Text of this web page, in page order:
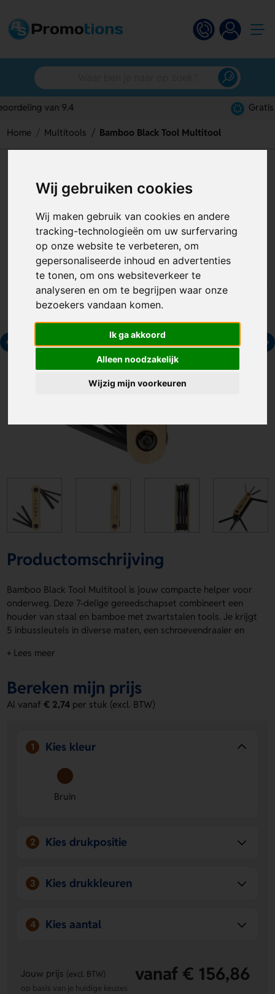
Wij gebruiken cookies
Wij maken gebruik van cookies en andere
tracking-technologieën om uw surfervaring
op onze website te verbeteren, om
gepersonaliseerde inhoud en advertenties
te tonen, om ons websiteverkeer te
analyseren en om te begrijpen waar onze
bezoekers vandaan komen.
Ik ga akkoord
Alleen noodzakelijk
Wijzig mijn voorkeuren
Home Multitools Bamboo Black Tool Multitool
Artikelnummer:124977
Productomschrijving
Bamboo Black Tool Multitool is jouw compacte helper voor
onderweg. Deze 7-delige gereedschapset combineert een
houder van staal en bamboe met zwartstalen tools. Je krijgt
5 inbussleutels in diverse maten, een schroevendraaier en
en uitgevoerd in bruin. Bamboo Black Tool Multitool is per
eigen ontwerp plaatsen op de 2nd side, 1st side, Voorzijde
of Achterzijde. Bestel of vraag een prijs op.
Multitool
Compact en makkelijk mee te nemen
zadeltasje van je fiets. Ideaal voor snelle klussen
onderweg.
Ruimte voor jouw opdruk
Complete 7-delige setJe hebt direct 5 inbussleutels,
een schroevendraaier en een kruiskopschroevendraaier
+ Lees meer
Bereken mijn prijs
Al vanaf€ 2,74 per stuk (excl. BTW)
1 Kies kleur
Bruin
2 Kies drukpositie
3 Kies drukkleuren
4 Kies aantal
Jouw prijs (excl. BTW) vanaf € 156,86
op basis van je huidige keuzes